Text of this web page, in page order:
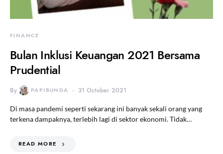
FINANCE
Bulan Inklusi Keuangan 2021 Bersama
Prudential
By PAPIBUNDA 31 October 2021
Di masa pandemi seperti sekarang ini banyak sekali orang yang
terkena dampaknya, terlebih lagi di sektor ekonomi. Tidak…
READ MORE